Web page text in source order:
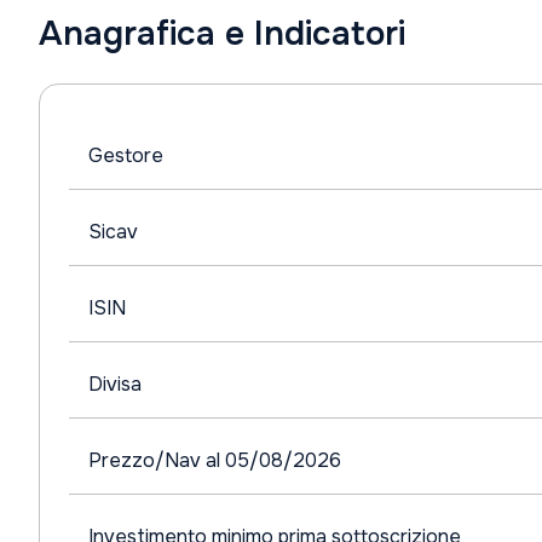
Anagrafica e Indicatori
Gestore
Sicav
ISIN
Divisa
Prezzo/Nav al 05/08/2026
Investimento minimo prima sottoscrizione